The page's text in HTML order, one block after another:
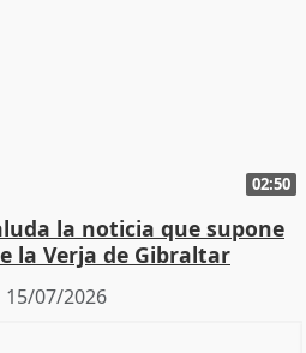
02:50
la noticia que supone
la Verja de Gibraltar
15/07/2026